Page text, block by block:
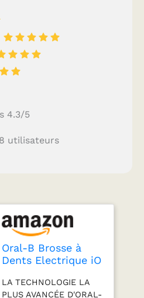
4.3/5
utilisateurs
Oral-B Brosse à
Dents Electrique iO
Rechange, Noire– 7
LA TECHNOLOGIE LA
PLUS AVANCÉE D'ORAL-